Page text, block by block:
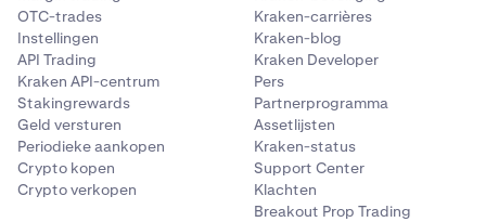
eindigt.
Alle deelname is onderworpen aan de
Servicevoorwaarden van Kraken.
Lees dealgemene voorwaardenvan Kraken voor alle
regels van de challenge.
OTC-trades
Instellingen
API Trading
Kraken API-centrum
Stakingrewards
Geld versturen
Periodieke aankopen
Crypto kopen
Crypto verkopen
Kraken-carrières
Kraken-blog
Kraken Developer
Pers
Partnerprogramma
Assetlijsten
Kraken-status
Support Center
Klachten
Breakout Prop Trading